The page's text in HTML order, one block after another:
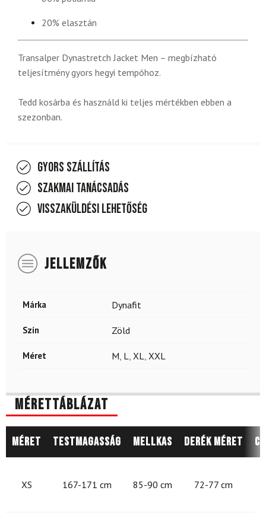
20% elasztán
Transalper Dynastretch Jacket Men – megbízható
teljesítmény gyors hegyi tempóhoz.
Tedd kosárba és használd ki teljes mértékben ebben a
szezonban.
Gyors szállítás
Szakmai tanácsadás
Visszaküldési lehetőség
JELLEMZŐK
Márka Dynafit
Szín Zöld
Méret M, L, XL, XXL
Mérettáblázat
Méret Testmagasság Mellkas Derék méret
XS 167-171 cm 85-90 cm 72-77 cm